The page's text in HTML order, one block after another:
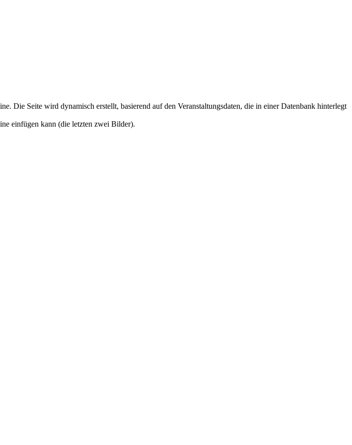
Die Seite wird dynamisch erstellt, basierend auf den Veranstaltungsdaten, die in einer Datenbank hinterlegt
einfügen kann (die letzten zwei Bilder).